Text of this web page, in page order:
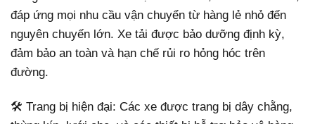
đáp ứng mọi nhu cầu vận chuyển từ hàng lẻ nhỏ đến
nguyên chuyến lớn. Xe tải được bảo dưỡng định kỳ,
đảm bảo an toàn và hạn chế rủi ro hỏng hóc trên
đường.
🛠 Trang bị hiện đại: Các xe được trang bị dây chằng,